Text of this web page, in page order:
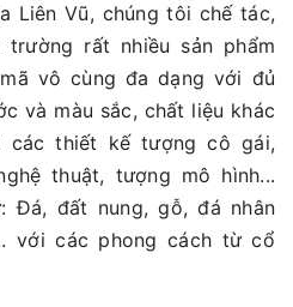
Liên Vũ, chúng tôi chế tác,
rất nhiều sản phẩm
vô cùng đa dạng với đủ
và màu sắc, chất liệu khác
các thiết kế tượng cô gái,
thuật, tượng mô hình...
Đá, đất nung, gỗ, đá nhân
với các phong cách từ cổ